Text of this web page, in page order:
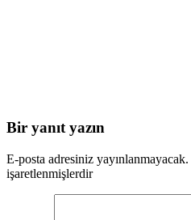
Bir yanıt yazın
E-posta adresiniz yayınlanmayacak.
işaretlenmişlerdir